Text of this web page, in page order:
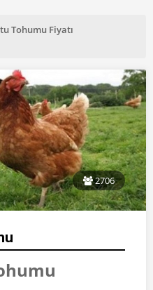
Tohumu Fiyatı
2706